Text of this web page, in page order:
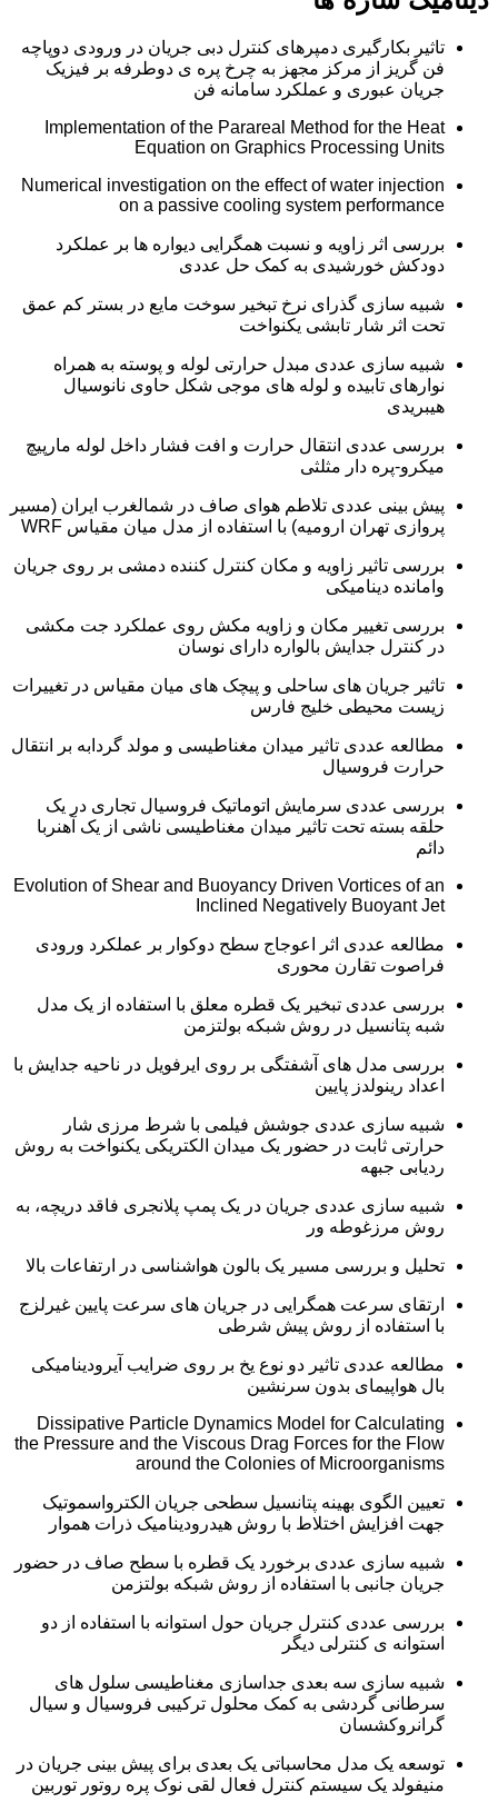
تاثیر بکارگیری دمپرهای کنترل دبی جریان در ورودی دوپاچه
فن گریز از مرکز مجهز به چرخ پره ی دوطرفه بر فیزیک
جریان عبوری و عملکرد سامانه فن
Implementation of the Parareal Method for the Heat
Equation on Graphics Processing Units
Numerical investigation on the effect of water injection
on a passive cooling system performance
بررسی اثر زاویه و نسبت همگرایی دیواره ها بر عملکرد
دودکش خورشیدی به کمک حل عددی
شبیه سازی گذرای نرخ تبخیر سوخت مایع در بستر کم عمق
تحت اثر شار تابشی یکنواخت
شبیه سازی عددی مبدل حرارتی لوله و پوسته به همراه
نوارهای تابیده و لوله های موجی شکل حاوی نانوسیال
هیبریدی
بررسی عددی انتقال حرارت و افت فشار داخل لوله مارپیچ
میکرو-پره دار مثلثی
پیش بینی عددی تلاطم هوای صاف در شمالغرب ایران (مسیر
پروازی تهران ارومیه) با استفاده از مدل میان مقیاس WRF
بررسی تاثیر زاویه و مکان کنترل کننده دمشی بر روی جریان
وامانده دینامیکی
بررسی تغییر مکان و زاویه مکش روی عملکرد جت مکشی
در کنترل جدایش بالواره دارای نوسان
تاثیر جریان های ساحلی و پیچک های میان مقیاس در تغییرات
زیست محیطی خلیج فارس
مطالعه عددی تاثیر میدان مغناطیسی و مولد گردابه بر انتقال
حرارت فروسیال
بررسی عددی سرمایش اتوماتیک فروسیال تجاری در یک
حلقه بسته تحت تاثیر میدان مغناطیسی ناشی از یک آهنربا
دائم
Evolution of Shear and Buoyancy Driven Vortices of an
Inclined Negatively Buoyant Jet
مطالعه عددی اثر اعوجاج سطح دوکوار بر عملکرد ورودی
فراصوت تقارن محوری
بررسی عددی تبخیر یک قطره معلق با استفاده از یک مدل
شبه پتانسیل در روش شبکه بولتزمن
بررسی مدل های آشفتگی بر روی ایرفویل در ناحیه جدایش با
اعداد رینولدز پایین
شبیه سازی عددی جوشش فیلمی با شرط مرزی شار
حرارتی ثابت در حضور یک میدان الکتریکی یکنواخت به روش
ردیابی جبهه
شبیه سازی عددی جریان در یک پمپ پلانجری فاقد دریچه، به
روش مرزغوطه ور
تحلیل و بررسی مسیر یک بالون هواشناسی در ارتفاعات بالا
ارتقای سرعت همگرایی در جریان های سرعت پایین غیرلزج
با استفاده از روش پیش شرطی
مطالعه عددی تاثیر دو نوع یخ بر روی ضرایب آیرودینامیکی
بال هواپیمای بدون سرنشین
Dissipative Particle Dynamics Model for Calculating
the Pressure and the Viscous Drag Forces for the Flow
around the Colonies of Microorganisms
تعیین الگوی بهینه پتانسیل سطحی جریان الکترواسموتیک
جهت افزایش اختلاط با روش هیدرودینامیک ذرات هموار
شبیه سازی عددی برخورد یک قطره با سطح صاف در حضور
جریان جانبی با استفاده از روش شبکه بولتزمن
بررسی عددی کنترل جریان حول استوانه با استفاده از دو
استوانه ی کنترلی دیگر
شبیه سازی سه بعدی جداسازی مغناطیسی سلول های
سرطانی گردشی به کمک محلول ترکیبی فروسیال و سیال
گرانروکشسان
توسعه یک مدل محاسباتی یک بعدی برای پیش بینی جریان در
منیفولد یک سیستم کنترل فعال لقی نوک پره روتور توربین